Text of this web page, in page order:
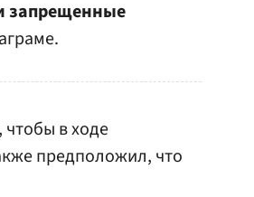
запрещенные
в ходе
предположил, что